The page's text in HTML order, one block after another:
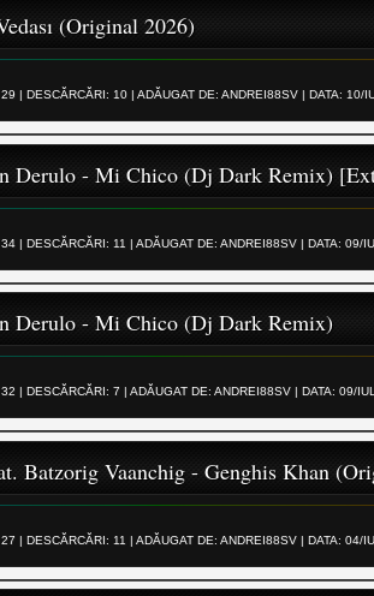
(Original 2026)
29 | DESCĂRCĂRI: 10 | ADĂUGAT DE: ANDREI88SV | DATA: 10/
Derulo - Mi Chico (Dj Dark Remix)
34 | DESCĂRCĂRI: 11 | ADĂUGAT DE: ANDREI88SV | DATA: 09/
Derulo - Mi Chico (Dj Dark Remix)
32 | DESCĂRCĂRI: 7 | ADĂUGAT DE: ANDREI88SV | DATA: 09/
Batzorig Vaanchig - Genghis Khan
27 | DESCĂRCĂRI: 11 | ADĂUGAT DE: ANDREI88SV | DATA: 04/